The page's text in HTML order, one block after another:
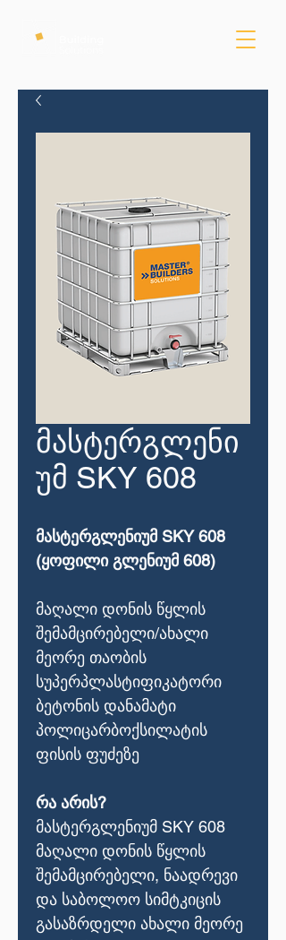
მასტერგლენი
უმ SKY 608
მასტერგლენიუმ SKY 608
(ყოფილი გლენიუმ 608)
მაღალი დონის წყლის
შემამცირებელი/ახალი
მეორე თაობის
სუპერპლასტიფიკატორი
ბეტონის დანამატი
პოლიცარბოქსილატის
ფისის ფუძეზე
რა არის?
მასტერგლენიუმ SKY 608
მაღალი დონის წყლის
შემამცირებელი, ნაადრევი
და საბოლოო სიმტკიცის
გასაზრდელი ახალი მეორე